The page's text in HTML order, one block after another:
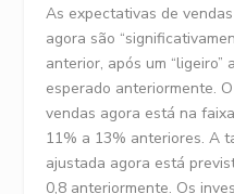
As expectativas de
agora são
anterior, após um
esperado anteriormente.
vendas agora está na
11% a 13% anteriores. A
ajustada agora está
0,8 anteriormente. Os